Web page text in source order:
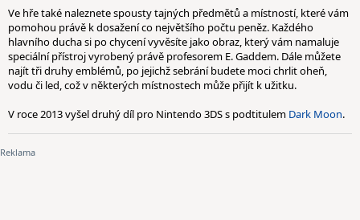
Ve hře také naleznete spousty tajných předmětů a místností, které vám
pomohou právě k dosažení co největšího počtu peněz. Každého
hlavního ducha si po chycení vyvěsíte jako obraz, který vám namaluje
speciální přístroj vyrobený právě profesorem E. Gaddem. Dále můžete
najít tři druhy emblémů, po jejichž sebrání budete moci chrlit oheň,
vodu či led, což v některých místnostech může přijít k užitku.
V roce 2013 vyšel druhý díl pro Nintendo 3DS s podtitulem Dark Moon.